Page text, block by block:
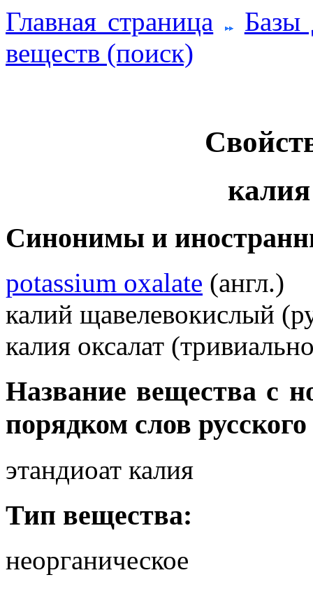
Главная страница
Базы
веществ (поиск)
Синонимы и
potassium oxalate (англ.)
калий щавелевокислый
калия оксалат
Название вещества с
порядком слов
этандиоат калия
Тип вещества:
неорганическое